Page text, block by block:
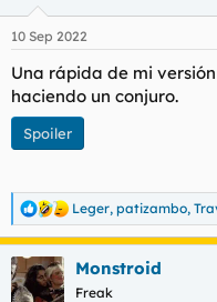
e
:
10 Sep 2022
Una rápida de mi
haciendo un conjuro.
Spoiler
R
e
a
c
c
Leger, patizambo,
Monstroid
Freak